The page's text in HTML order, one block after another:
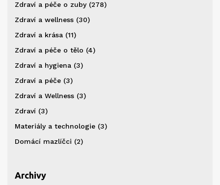
Zdraví a péče o zuby (278)
Zdraví a wellness (30)
Zdraví a krása (11)
Zdraví a péče o tělo (4)
Zdraví a hygiena (3)
Zdraví a péče (3)
Zdraví a Wellness (3)
Zdraví (3)
Materiály a technologie (3)
Domácí mazlíčci (2)
Archivy